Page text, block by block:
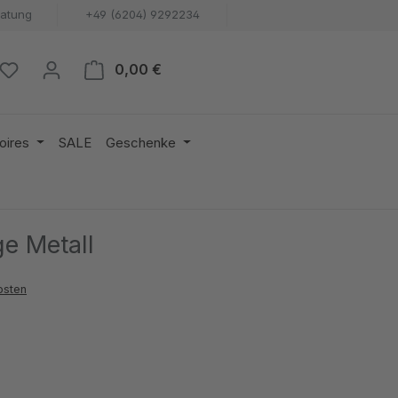
+49 (6204) 9292234
0,00 €
SALE Geschenke
Metall